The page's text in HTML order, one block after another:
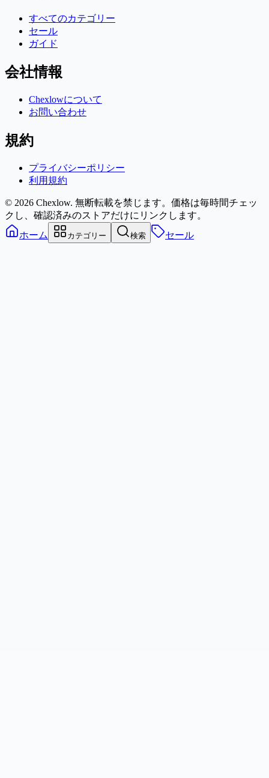
すべてのカテゴリー
セール
ガイド
会社情報
Chexlowについて
お問い合わせ
規約
プライバシーポリシー
利用規約
© 2026 Chexlow. 無断転載を禁じます。 価格は毎時間チェッ
クし、確認済みのストアだけにリンクします。
ホーム
カテゴリー 検索 セール